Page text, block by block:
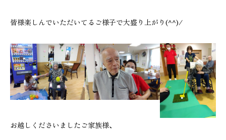
皆様楽しんでいただいてるご様子で大盛り上がり(^^)/
お越しくださいましたご家族様、